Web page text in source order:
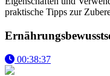
praktische Tipps zur
00:38:37